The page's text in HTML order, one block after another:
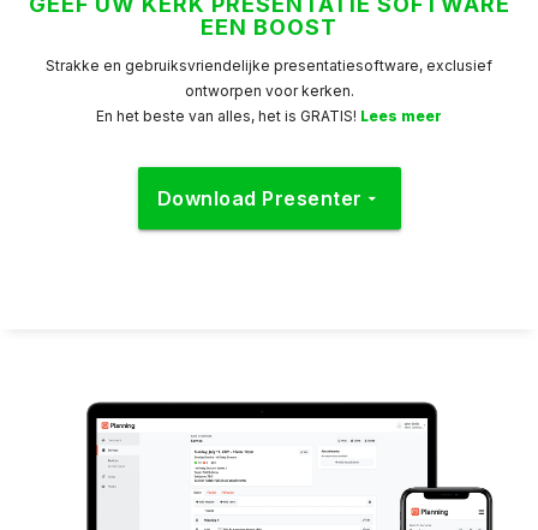
EEN BOOST
Strakke en gebruiksvriendelijke presentatiesoftware, exclusief
ontworpen voor kerken.
En het beste van alles, het is GRATIS! Lees meer
Download Presenter arrow_drop_down